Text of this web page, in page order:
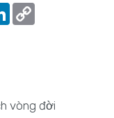
LinkedIn
vòng đời